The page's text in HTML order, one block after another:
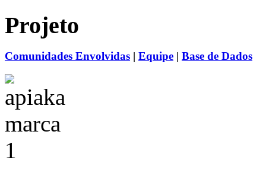
Projeto
Comunidades Envolvidas | Equipe | Base de Dados